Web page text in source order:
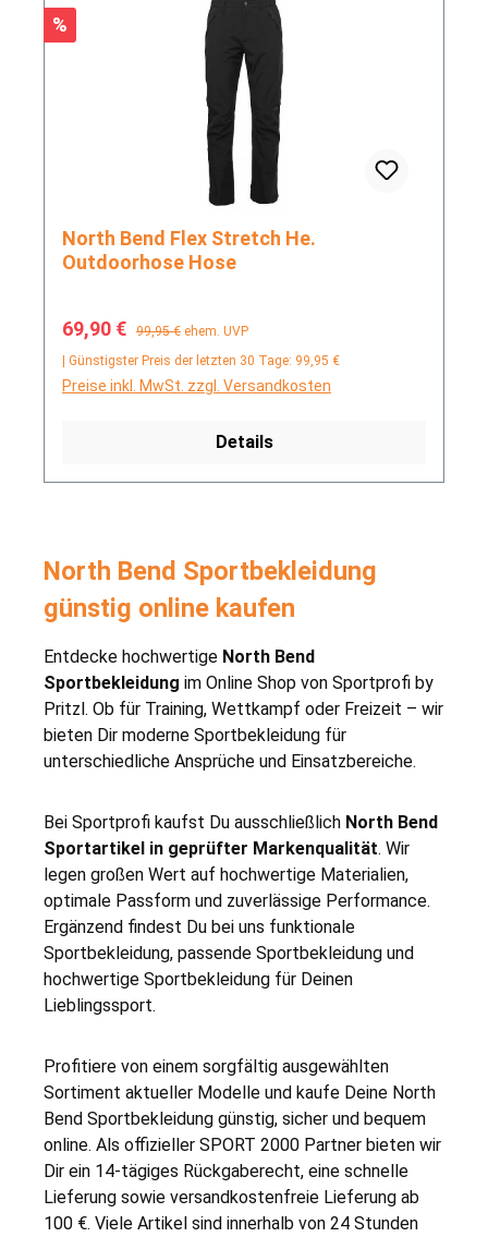
Rabatt
%
North Bend Flex Stretch He.
Outdoorhose Hose
Verkaufspreis:
69,90 € Regulärer Preis:
99,95 € ehem. UVP
| Günstigster Preis der letzten 30 Tage: 99,95 €
Preise inkl. MwSt. zzgl. Versandkosten
Details
North Bend Sportbekleidung
günstig online kaufen
Entdecke hochwertige North Bend
Sportbekleidung im Online Shop von Sportprofi by
Pritzl. Ob für Training, Wettkampf oder Freizeit – wir
bieten Dir moderne Sportbekleidung für
unterschiedliche Ansprüche und Einsatzbereiche.
Bei Sportprofi kaufst Du ausschließlich North Bend
Sportartikel in geprüfter Markenqualität. Wir
legen großen Wert auf hochwertige Materialien,
optimale Passform und zuverlässige Performance.
Ergänzend findest Du bei uns funktionale
Sportbekleidung, passende Sportbekleidung und
hochwertige Sportbekleidung für Deinen
Lieblingssport.
Profitiere von einem sorgfältig ausgewählten
Sortiment aktueller Modelle und kaufe Deine North
Bend Sportbekleidung günstig, sicher und bequem
online. Als offizieller SPORT 2000 Partner bieten wir
Dir ein 14-tägiges Rückgaberecht, eine schnelle
Lieferung sowie versandkostenfreie Lieferung ab
100 €. Viele Artikel sind innerhalb von 24 Stunden